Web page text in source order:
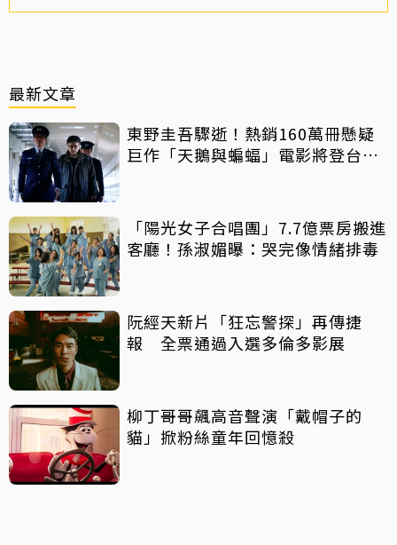
最新文章
東野圭吾驟逝！熱銷160萬冊懸疑
巨作「天鵝與蝙蝠」電影將登台上
「陽光女子合唱團」7.7億票房搬進
客廳！孫淑媚曝：哭完像情緒排毒
阮經天新片「狂忘警探」再傳捷
報 全票通過入選多倫多影展
柳丁哥哥飆高音聲演「戴帽子的
貓」掀粉絲童年回憶殺